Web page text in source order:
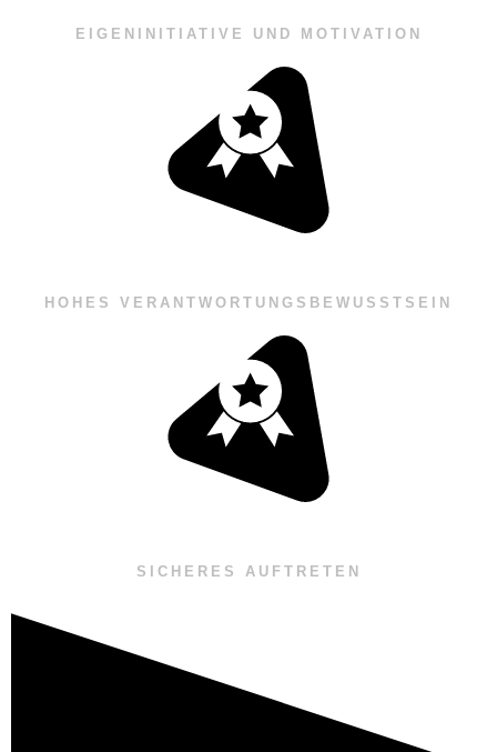
EIGENINITIATIVE UND MOTIVATION
HOHES VERANTWORTUNGSBEWUSSTSEIN
SICHERES AUFTRETEN